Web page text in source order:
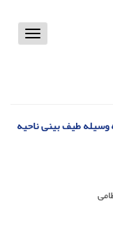
Toggle
طیف بینی ناحیه